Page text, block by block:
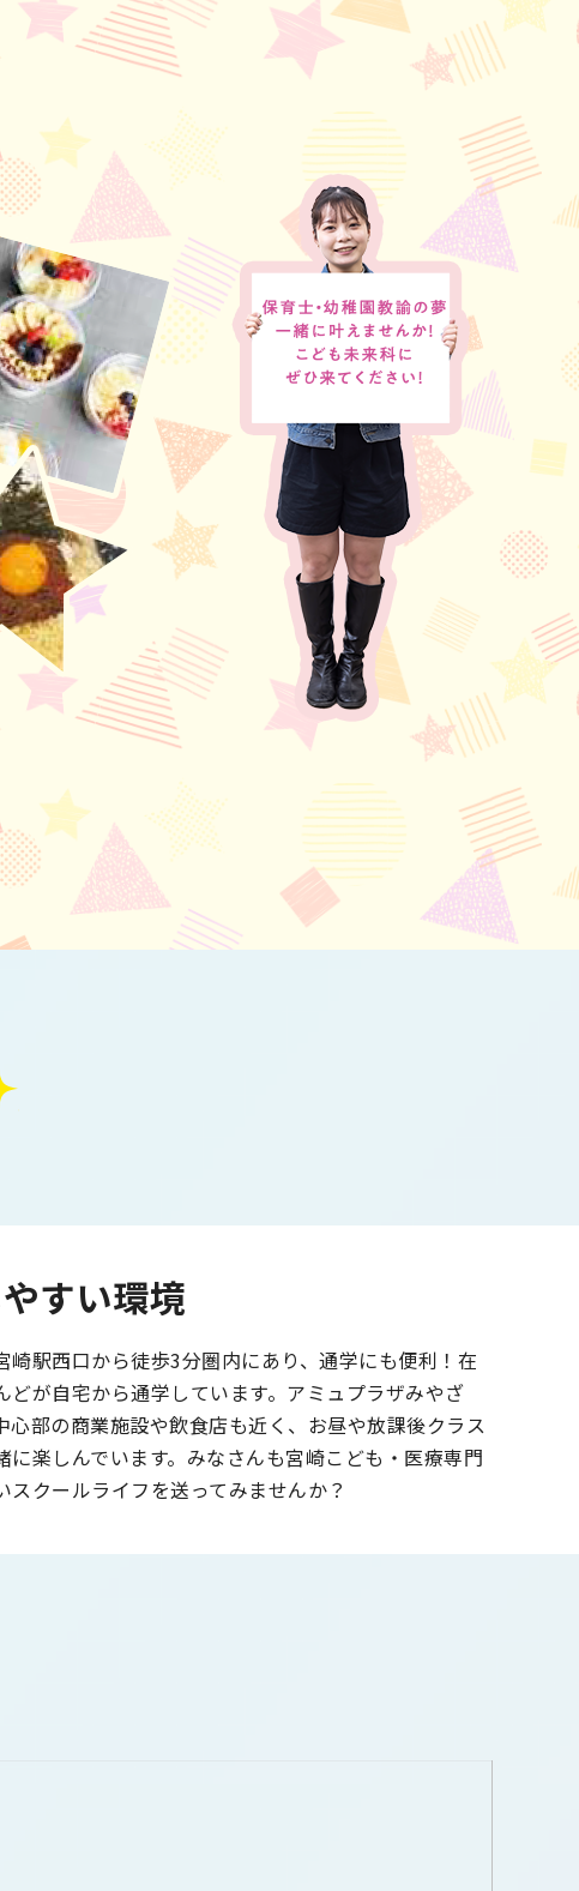
すい環境
崎駅西口から徒歩3分圏内にあり、通学にも便利！在
どが自宅から通学しています。アミュプラザみやざ
心部の商業施設や飲食店も近く、お昼や放課後クラス
に楽しんでいます。みなさんも宮崎こども・医療専門
スクールライフを送ってみませんか？